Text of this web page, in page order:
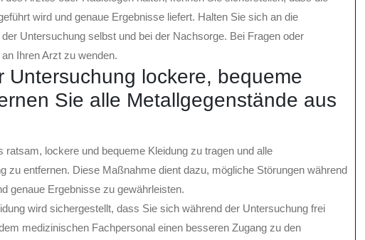
wird und genaue Ergebnisse liefert. Halten Sie sich an die
Untersuchung selbst und bei der Nachsorge. Bei Fragen oder
Ihren Arzt zu wenden.
Untersuchung lockere, bequeme
Sie alle Metallgegenstände aus
ratsam, lockere und bequeme Kleidung zu tragen und alle
zu entfernen. Diese Maßnahme dient dazu, mögliche Störungen während
genaue Ergebnisse zu gewährleisten.
wird sichergestellt, dass Sie sich während der Untersuchung frei
medizinischen Fachpersonal einen besseren Zugang zu den